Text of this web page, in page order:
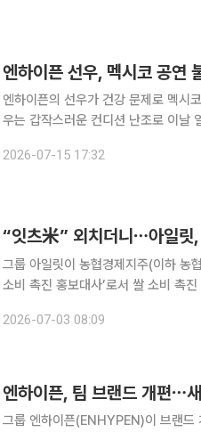
엔하이픈 선우, 멕시코 공연
엔하이픈의 선우가 건강 문제로 멕시코 공연에 불참한다. 15인
우는 갑작스러운 컨디션 난조로 이날
수 있도록 컨디션 회복에 최선을 다하
2026-07-15 17:32
“잇츠米” 외치더니⋯아일릿
그룹 아일릿이 농협경제지주(이하 농협)와 손잡는다. 3일 소속사 빌
소비 촉진 홍보대사’로서 쌀 소비
를 확산하기 위한 캠페인이다. 아일릿
2026-07-03 08:09
엔하이픈, 팀 브랜드 개편⋯
그룹 엔하이픈(ENHYPEN)이 브랜드 개